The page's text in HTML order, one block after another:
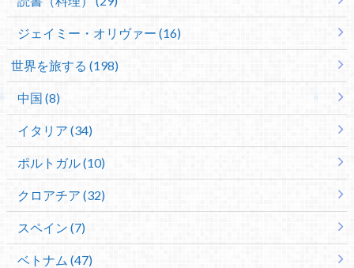
ジェイミー・オリヴァー (16)
世界を旅する (198)
中国 (8)
イタリア (34)
ポルトガル (10)
クロアチア (32)
スペイン (7)
ベトナム (47)